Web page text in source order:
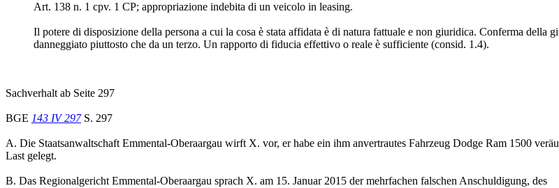
Art. 138 n. 1 cpv. 1 CP; appropriazione indebita di un veicolo in leasing.
Il potere di disposizione della persona a cui la cosa è stata affidata è di natura fattuale e non giuridica. Conferma della
danneggiato piuttosto che da un terzo. Un rapporto di fiducia effettivo o reale è sufficiente (consid. 1.4).
Sachverhalt ab Seite 297
BGE 143 IV 297S. 297
A. Die Staatsanwaltschaft Emmental-Oberaargau wirft X. vor, er habe ein ihm anvertrautes Fahrzeug Dodge Ram 1500
Last gelegt.
B. Das Regionalgericht Emmental-Oberaargau sprach X. am 15. Januar 2015 der mehrfachen falschen Anschuldigung, des